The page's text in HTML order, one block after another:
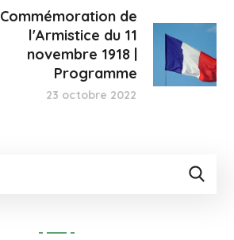
Commémoration de
l'Armistice du 11
novembre 1918 |
Programme
23 octobre 2022